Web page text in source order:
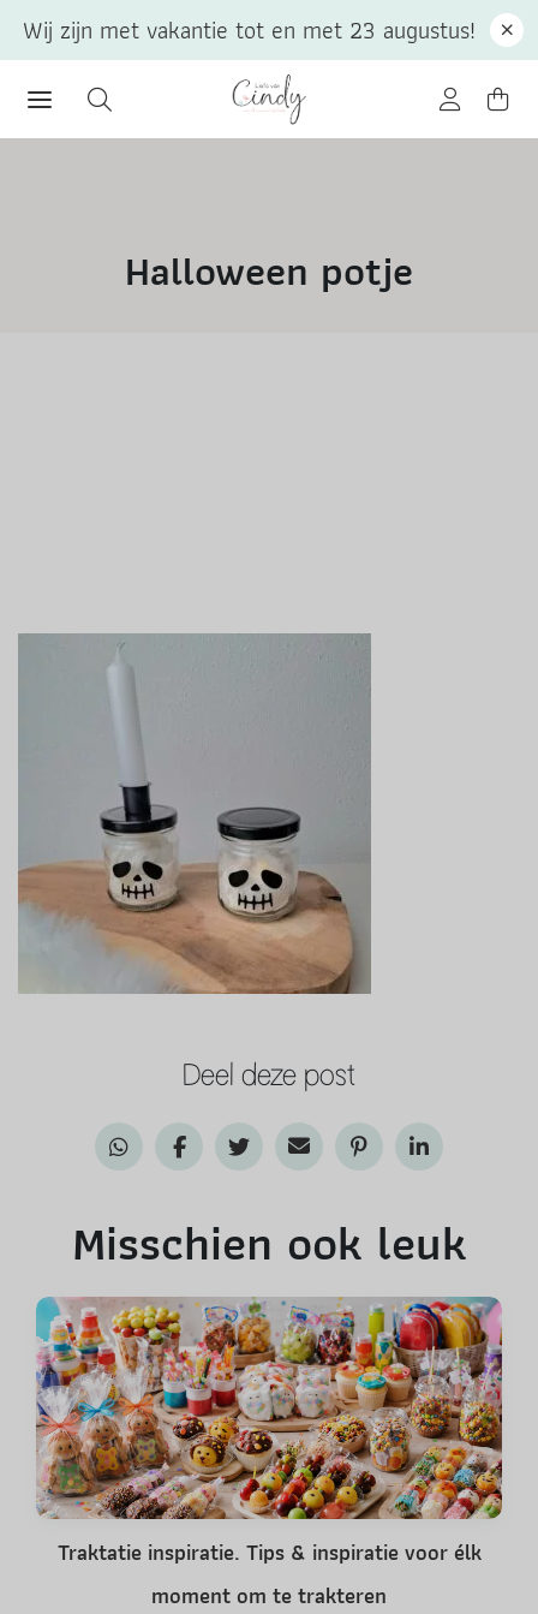
Halloween potje
Deel deze post
Misschien ook leuk
Traktatie inspiratie. Tips & inspiratie voor élk
moment om te trakteren
Wij zijn met vakantie tot en met 23 augustus!